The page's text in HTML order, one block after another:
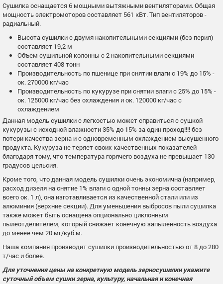
Сушилка оснащается 6 мощными вытяжными вентиляторами. Общая
мощность электромоторов составляет 561 кВт. Тип вентиляторов -
радиальный.
Высота сушилки с двумя накопительными секциями (без перил)
составляет 19,2 м
Объем сушильной колонны с 2 накопительными секциями
составляет 408 тонн
Производительность по пшенице при снятии влаги с 19% до 15% -
ок. 270000 кг/час
Производительность по кукурузе при снятии влаги с 25% до 15% -
ок. 125000 кг/час без охлаждения и ок. 120000 кг/час с
охлаждением
Данная модель сушилки с легкостью может справиться с сушкой
кукурузы с исходной влажности 35% до 15% за один проход!!!! без
потери качества зерна и с одновременным охлаждением высушенного
продукта. Кукуруза не теряет своих качественных показателей
благодаря тому, что температура горячего воздуха не превышает 130
градусов цельсия.
Кроме того, что данная модель сушилки очень экономична (например,
расход дизеля на снятие 1% влаги с одной тонны зерна составляет
всего ок. 1 л), она изготавливается из качественной стали или из
алюминия (верхние секции). Для уменьшения выбросов пыли сушилка
также может быть оснащена опционально циклонным
пылеотделителем, который снижает конечную запыленность воздуха
до менее чем 20 мг/куб.м.
Наша компания производит сушилки производительностью от 8 до 280
т/час и более.
Для уточнения цены на конкретную модель зерносушилки укажите
суточный объем сушки зерна, культуру, начальная и конечная